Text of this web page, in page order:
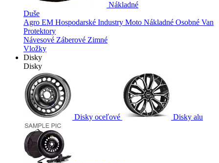
Nákladné
Duše
Agro EM Hospodarské Industry Moto Nákladné Osobné Van
Protektory
Návesové Záberové Zimné
Vložky
Disky
Disky
Disky oceľové Disky alu